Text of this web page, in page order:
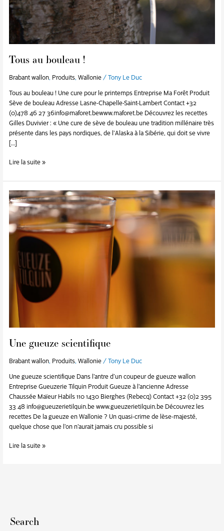
Tous au bouleau !
Brabant wallon, Produits,Wallonie/Tony Le Duc
Tous au bouleau ! Une cure pour le printemps Entreprise Ma Forêt Produit
Sève de bouleau Adresse Lasne-Chapelle-Saint-Lambert Contact +32
(0)478 46 27 36info@maforet.bewww.maforet.be Découvrez les recettes
Gilles Duvivier : « Une cure de sève de bouleau une tradition millénaire très
présente dans les pays nordiques, de l’Alaska à la Sibérie, qui doit se vivre
[…]
Lire la suite »
Une gueuze scientifique
Brabant wallon, Produits,Wallonie/Tony Le Duc
Une gueuze scientifique Dans l’antre d’un coupeur de gueuze wallon
Entreprise Gueuzerie Tilquin Produit Gueuze à l’ancienne Adresse
Chaussée Maïeur Habils 110 1430 Bierghes (Rebecq) Contact +32 (0)2 395
33 48 info@gueuzerietilquin.be www.gueuzerietilquin.be Découvrez les
recettes De la gueuze en Wallonie ? Un quasi-crime de lèse-majesté,
quelque chose que l’on n’aurait jamais cru possible si
Une
gueuze
scientifique
Lire la suite »
Search